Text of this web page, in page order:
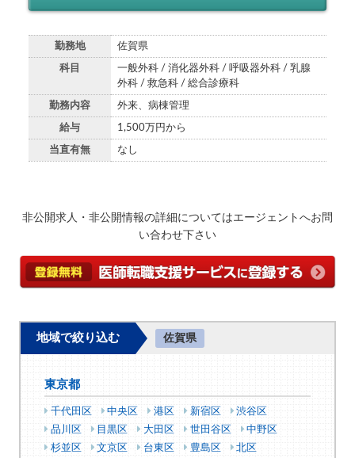
勤務地 佐賀県
科目
一般外科 / 消化器外科 / 呼吸器外科 / 乳腺
外科 / 救急科 / 総合診療科
勤務内容 外来、病棟管理
給与 1,500万円から
当直有無 なし
非公開求人・非公開情報の詳細についてはエージェントへお問
い合わせ下さい
地域で絞り込む 佐賀県
東京都
千代田区 中央区 港区 新宿区
渋谷区
品川区
目黒区 大田区 世田谷区
中野区
杉並区
文京区 台東区 豊島区
北区